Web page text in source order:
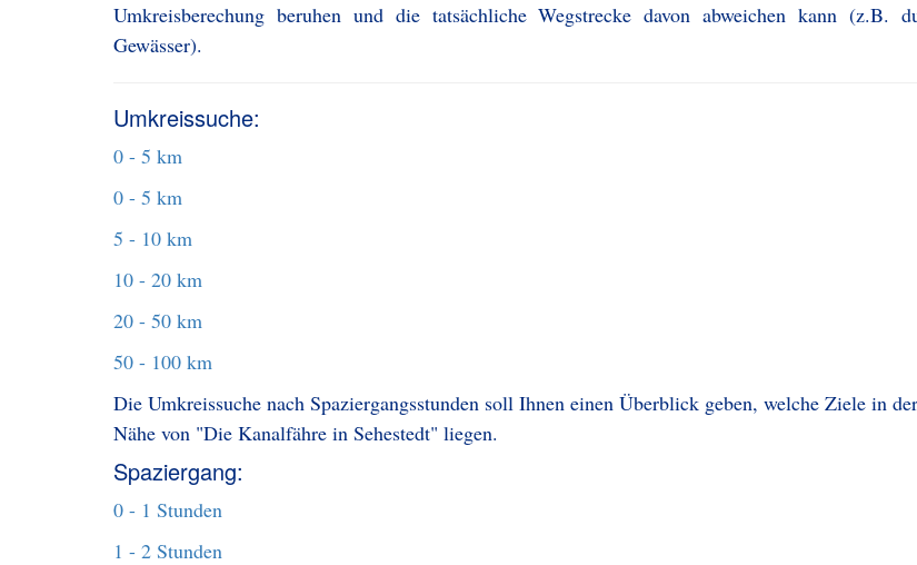
Umkreisberechung beruhen und die tatsächliche Wegstrecke davon abweichen kann (z.B.
Gewässer).
Umkreissuche:
0 - 5 km
0 - 5 km
5 - 10 km
10 - 20 km
20 - 50 km
50 - 100 km
Die Umkreissuche nach Spaziergangsstunden soll Ihnen einen Überblick geben, welche Ziele in der
Nähe von "Die Kanalfähre in Sehestedt" liegen.
Spaziergang:
0 - 1 Stunden
1 - 2 Stunden